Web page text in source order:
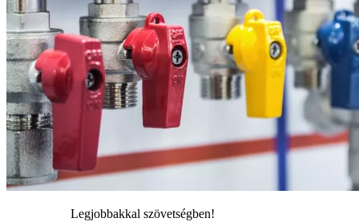
Legjobbakkal szövetségben!